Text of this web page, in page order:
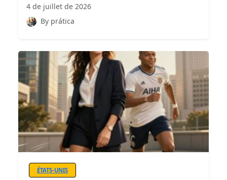
4 de juillet de 2026
By prática
ÉTATS-UNIS